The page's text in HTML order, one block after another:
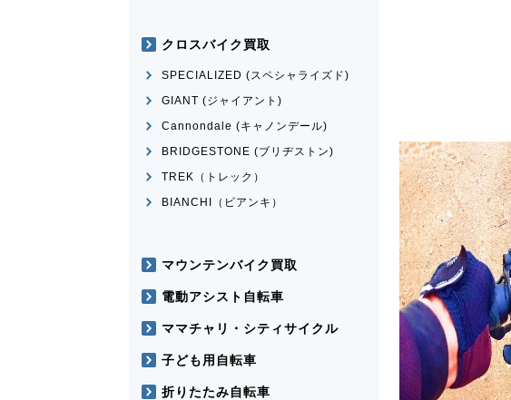
クロスバイク買取
SPECIALIZED (スペシャライズド)
GIANT (ジャイアント)
Cannondale (キャノンデール)
BRIDGESTONE (ブリヂストン)
TREK（トレック）
BIANCHI（ビアンキ）
マウンテンバイク買取
電動アシスト自転車
ママチャリ・シティサイクル
子ども用自転車
折りたたみ自転車